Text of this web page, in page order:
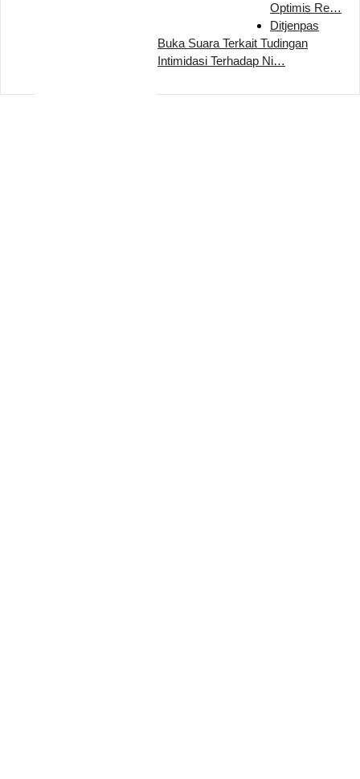
Optimis Re…
Ditjenpas
Buka Suara Terkait Tudingan
Intimidasi Terhadap Ni…